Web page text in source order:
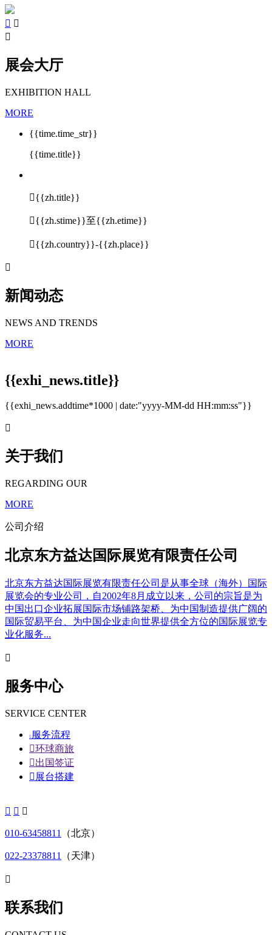
 

展会大厅
EXHIBITION HALL
MORE
{{time.time_str}}
{{time.title}}
{{zh.title}}
{{zh.stime}}至{{zh.etime}}
{{zh.country}}-{{zh.place}}

新闻动态
NEWS AND TRENDS
MORE
{{exhi_news.title}}
{{exhi_news.addtime*1000 | date:"yyyy-MM-dd HH:mm:ss"}}

关于我们
REGARDING OUR
MORE
公司介绍
北京东方益达国际展览有限责任公司
北京东方益达国际展览有限责任公司是从事全球（海外）国际
展览会的专业公司，自2002年8月成立以来，公司的宗旨是为
中国出口企业拓展国际市场铺路架桥、为中国制造提供广阔的
国际贸易平台、为中国企业走向世界提供全方位的国际展览专
业化服务...

服务中心
SERVICE CENTER
 服务流程
环球商旅
出国签证
 展台搭建
  
010-63458811 （北京）
022-23378811 （天津）

联系我们